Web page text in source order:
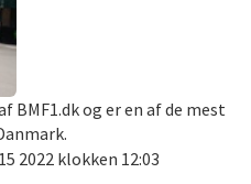
BMF1.dk og er en af de mest
2022 klokken 12:03